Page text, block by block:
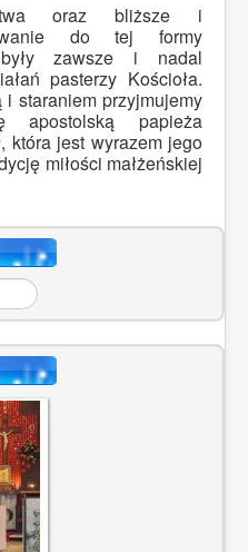
oraz bliższe i
do tej formy
zawsze i nadal
pasterzy Kościoła.
staraniem przyjmujemy
apostolską papieża
, która jest wyrazem jego
miłości małżeńskiej